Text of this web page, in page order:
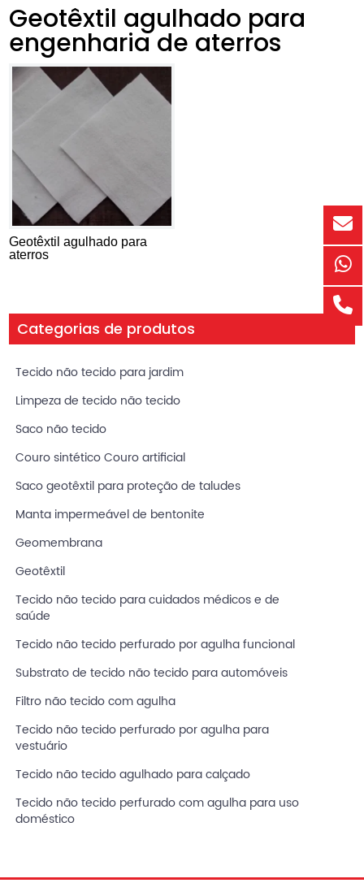
Geotêxtil agulhado para
engenharia de aterros
Geotêxtil agulhado para
aterros
Categorias de produtos
Tecido não tecido para jardim
Limpeza de tecido não tecido
Saco não tecido
Couro sintético Couro artificial
Saco geotêxtil para proteção de taludes
Manta impermeável de bentonite
Geomembrana
Geotêxtil
Tecido não tecido para cuidados médicos e de
saúde
Tecido não tecido perfurado por agulha funcional
Substrato de tecido não tecido para automóveis
Filtro não tecido com agulha
Tecido não tecido perfurado por agulha para
vestuário
Tecido não tecido agulhado para calçado
Tecido não tecido perfurado com agulha para uso
doméstico